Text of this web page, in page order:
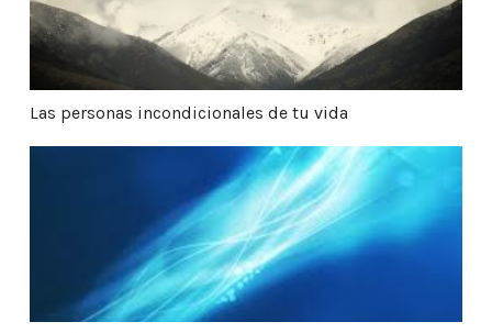
Las personas incondicionales de tu vida